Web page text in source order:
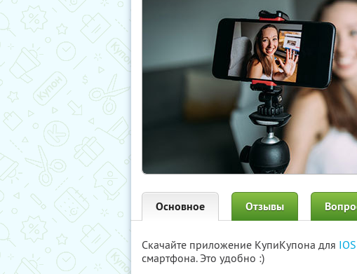
Основное Отзывы
Скачайте приложение КупиКупона для IOS
смартфона. Это удобно :)